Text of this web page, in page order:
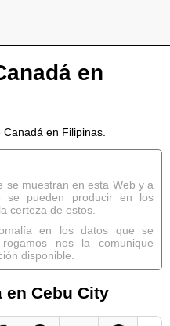
en
en Filipinas.
se muestran en esta Web y a
se pueden producir en los
certeza de estos.
en los datos que se
nos la comunique
disponible.
en Cebu City